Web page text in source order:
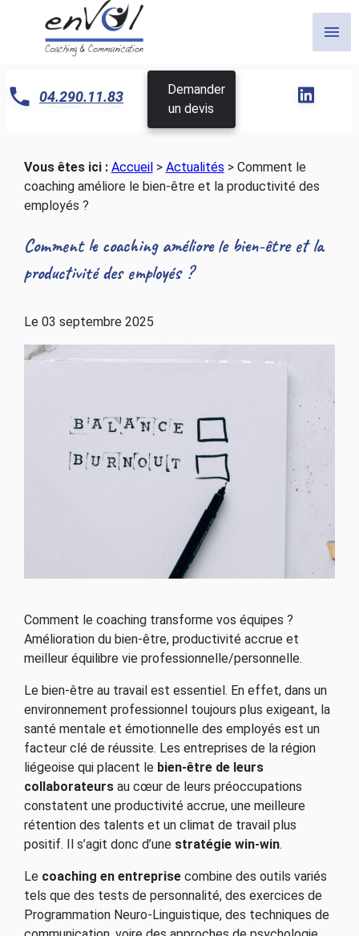
menu
04.290.11.83
Demander
un devis
Vous êtes ici : Accueil> Actualités > Comment le
coaching améliore le bien-être et la productivité des
employés ?
Comment le coaching améliore le bien-être et la
productivité des employés ?
Le 03 septembre 2025
Comment le coaching transforme vos équipes ?
Amélioration du bien-être, productivité accrue et
meilleur équilibre vie professionnelle/personnelle.
Le bien-être au travail est essentiel. En effet, dans un
environnement professionnel toujours plus exigeant, la
santé mentale et émotionnelle des employés est un
facteur clé de réussite. Les entreprises de la région
liégeoise qui placent le bien-être de leurs
collaborateursau cœur de leurs préoccupations
constatent une productivité accrue, une meilleure
rétention des talents et un climat de travail plus
positif. Il s’agit donc d’une stratégie win-win.
Le coaching en entreprisecombine des outils variés
tels que des tests de personnalité, des exercices de
Programmation Neuro-Linguistique, des techniques de
Panneau de gestion des cookies